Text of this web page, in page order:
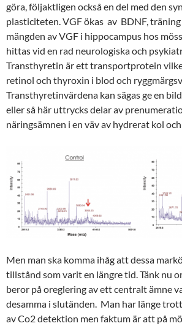
göra, följaktligen också en del med den
plasticiteten. VGF ökas av BDNF,
mängden av VGF i hippocampus hos
hittas vid en rad neurologiska och
Transthyretin är ett transportprotein
retinol och thyroxin i blod och
Transthyretinvärdena kan sägas ge en
eller så här uttrycks delar av
näringsämnen i en väv av hydrerat kol
Men man ska komma ihåg att dessa
tillstånd som varit en längre tid. Tänk nu
beror på oreglering av ett centralt ämne
desamma i slutänden. Man har länge
av Co2 detektion men faktum är att på